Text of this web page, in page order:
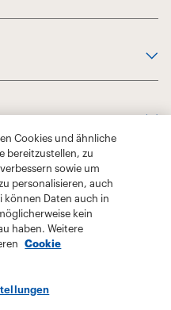
Cookies und ähnliche
bereitzustellen, zu
sowie um
personalisieren, auch
können Daten auch in
kein
haben. Weitere
Cookie